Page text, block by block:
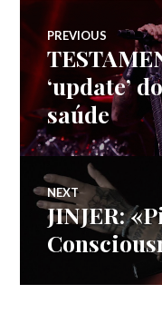
de
artigos
PREVIOUS
Previous
post:
‘update’
saúde
NEXT
Next
post:
JINJER: